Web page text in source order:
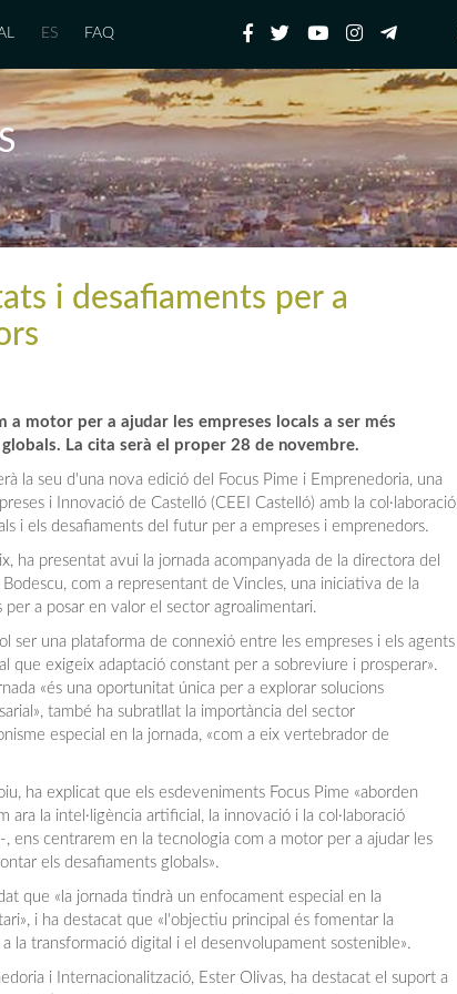
ES FAQ
i desafiaments per a
a motor per a ajudar les empreses locals a ser més
La cita serà el proper 28 de novembre.
la seu d'una nova edició del Focus Pime i Emprenedoria, una
i Innovació de Castelló (CEEI Castelló) amb la col·laboració
i els desafiaments del futur per a empreses i emprenedors.
ha presentat avui la jornada acompanyada de la directora del
com a representant de Vincles, una iniciativa de la
a posar en valor el sector agroalimentari.
ser una plataforma de connexió entre les empreses i els agents
exigeix adaptació constant per a sobreviure i prosperar».
«és una oportunitat única per a explorar solucions
també ha subratllat la importància del sector
especial en la jornada, «com a eix vertebrador de
ha explicat que els esdeveniments Focus Pime «aborden
la intel·ligència artificial, la innovació i la col·laboració
ens centrarem en la tecnologia com a motor per a ajudar les
els desafiaments globals».
que «la jornada tindrà un enfocament especial en la
i ha destacat que «l'objectiu principal és fomentar la
la transformació digital i el desenvolupament sostenible».
i Internacionalització, Ester Olivas, ha destacat el suport a